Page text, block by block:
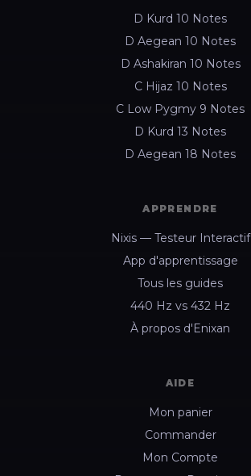
D Kurd 10 Notes
D Aegean 10 Notes
D Ashakiran 10 Notes
C Hijaz 10 Notes
C Low Pygmy 9 Notes
D Kurd 13 Notes
D Aegean 18 Notes
APPRENDRE
Nixis — Testeur Interactif
App d'apprentissage
Tous les guides
440 Hz vs 432 Hz
À propos d'Enixan
AIDE
Mon panier
Commander
Mon Compte